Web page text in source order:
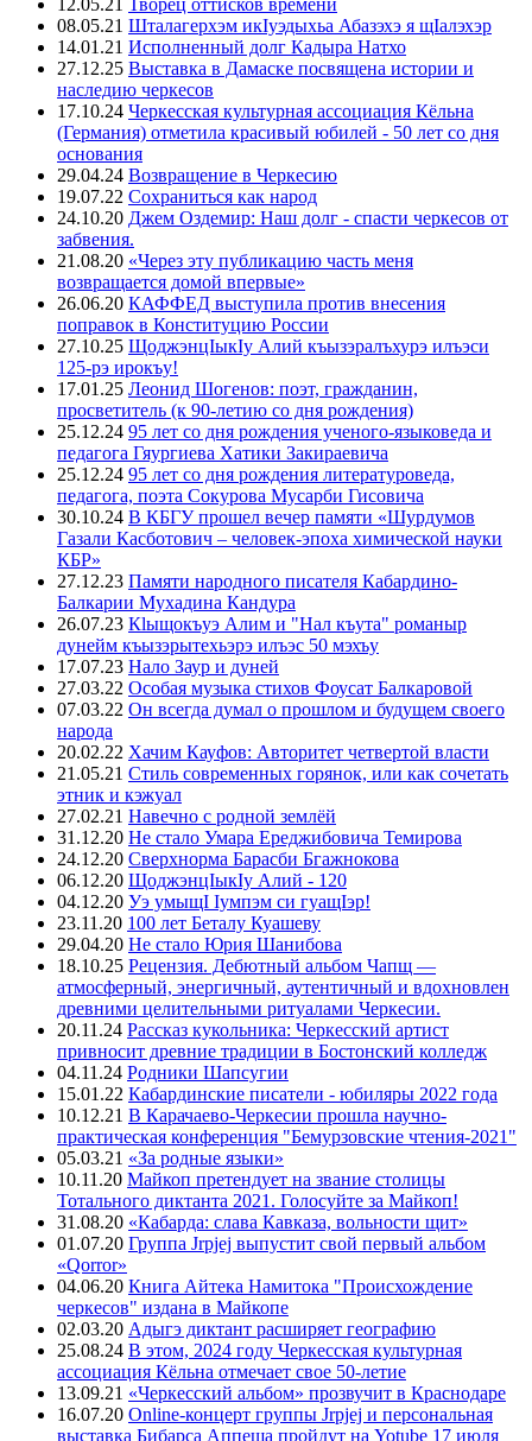
12.05.21
Творец оттисков времени
08.05.21 Шталагерхэм икIуэдыхьа Абазэхэ я щIалэхэр
14.01.21 Исполненный долг Кадыра Натхо
27.12.25 Выставка в Дамаске посвящена истории и
наследию черкесов
17.10.24 Черкесская культурная ассоциация Кёльна
(Германия) отметила красивый юбилей - 50 лет со дня
основания
29.04.24 Возвращение в Черкесию
19.07.22 Сохраниться как народ
24.10.20 Джем Оздемир: Наш долг - спасти черкесов от
забвения.
21.08.20 «Через эту публикацию часть меня
возвращается домой впервые»
26.06.20 КАФФЕД выступила против внесения
поправок в Конституцию России
27.10.25 ЩоджэнцIыкIу Алий къызэралъхурэ илъэси
125-рэ ирокъу!
17.01.25 Леонид Шогенов: поэт, гражданин,
просветитель (к 90-летию со дня рождения)
25.12.24 95 лет со дня рождения ученого-языковеда и
педагога Гяургиева Хатики Закираевича
25.12.24 95 лет со дня рождения литературоведа,
педагога, поэта Сокурова Мусарби Гисовича
30.10.24 В КБГУ прошел вечер памяти «Шурдумов
Газали Касботович – человек-эпоха химической науки
КБР»
27.12.23 Памяти народного писателя Кабардино-
Балкарии Мухадина Кандура
26.07.23 Кlыщокъуэ Алим и "Нал къута" романыр
дунейм къызэрытехьэрэ илъэс 50 мэхъу
17.07.23 Нало Заур и дуней
27.03.22 Особая музыка стихов Фоусат Балкаровой
07.03.22 Он всегда думал о прошлом и будущем своего
народа
20.02.22 Хачим Кауфов: Авторитет четвертой власти
21.05.21 Стиль современных горянок, или как сочетать
этник и кэжуал
27.02.21 Навечно с родной землёй
31.12.20 Не стало Умара Ереджибовича Темирова
24.12.20 Сверхнорма Барасби Бгажнокова
06.12.20 ЩоджэнцIыкIу Алий - 120
04.12.20 Уэ умыщI Iумпэм си гуащIэр!
23.11.20 100 лет Беталу Куашеву
29.04.20 Не стало Юрия Шанибова
18.10.25 Рецензия. Дебютный альбом Чапщ —
атмосферный, энергичный, аутентичный и вдохновлен
древними целительными ритуалами Черкесии.
20.11.24 Рассказ кукольника: Черкесский артист
привносит древние традиции в Бостонский колледж
04.11.24 Родники Шапсугии
15.01.22 Кабардинские писатели - юбиляры 2022 года
10.12.21 В Карачаево-Черкесии прошла научно-
практическая конференция "Бемурзовские чтения-2021"
05.03.21 «За родные языки»
10.11.20 Майкоп претендует на звание столицы
Тотального диктанта 2021. Голосуйте за Майкоп!
31.08.20 «Кабарда: слава Кавказа, вольности щит»
01.07.20 Группа Jrpjej выпустит свой первый альбом
«Qorror»
04.06.20 Книга Айтека Намитока "Происхождение
черкесов" издана в Майкопе
02.03.20 Адыгэ диктант расширяет географию
25.08.24 В этом, 2024 году Черкесская культурная
ассоциация Кёльна отмечает свое 50-летие
13.09.21 «Черкесский альбом» прозвучит в Краснодаре
16.07.20 Online-концерт группы Jrpjej и персональная
выставка Бибарса Аппеша пройдут на Yotube 17 июля